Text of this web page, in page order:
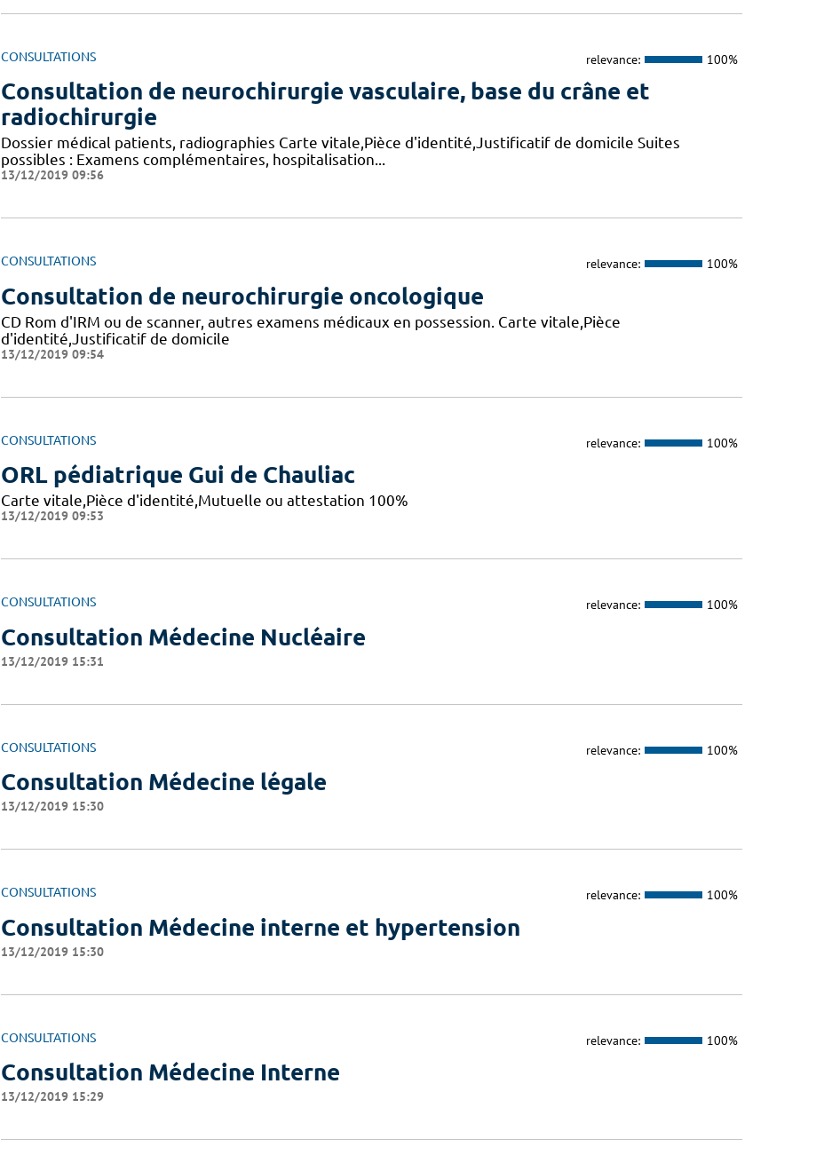
CONSULTATIONS relevance: 100%
Consultation de neurochirurgie vasculaire, base du crâne et
radiochirurgie
Dossier médical patients, radiographies Carte vitale,Pièce d'identité,Justificatif de domicile Suites
possibles : Examens complémentaires, hospitalisation...
13/12/2019 09:56
CONSULTATIONS relevance: 100%
Consultation de neurochirurgie oncologique
CD Rom d'IRM ou de scanner, autres examens médicaux en possession. Carte vitale,Pièce
d'identité,Justificatif de domicile
13/12/2019 09:54
CONSULTATIONS relevance: 100%
ORL pédiatrique Gui de Chauliac
Carte vitale,Pièce d'identité,Mutuelle ou attestation 100%
13/12/2019 09:53
CONSULTATIONS relevance: 100%
Consultation Médecine Nucléaire
13/12/2019 15:31
CONSULTATIONS relevance: 100%
Consultation Médecine légale
13/12/2019 15:30
CONSULTATIONS relevance: 100%
Consultation Médecine interne et hypertension
13/12/2019 15:30
CONSULTATIONS relevance: 100%
Consultation Médecine Interne
13/12/2019 15:29